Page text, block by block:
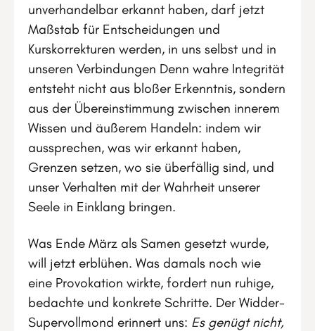
unverhandelbar erkannt haben, darf jetzt
Maßstab für Entscheidungen und
Kurskorrekturen werden, in uns selbst und in
unseren Verbindungen Denn wahre Integrität
entsteht nicht aus bloßer Erkenntnis, sondern
aus der Übereinstimmung zwischen innerem
Wissen und äußerem Handeln: indem wir
aussprechen, was wir erkannt haben,
Grenzen setzen, wo sie überfällig sind, und
unser Verhalten mit der Wahrheit unserer
Seele in Einklang bringen.
Was Ende März als Samen gesetzt wurde,
will jetzt erblühen. Was damals noch wie
eine Provokation wirkte, fordert nun ruhige,
bedachte und konkrete Schritte. Der Widder-
Supervollmond erinnert uns: Es genügt nicht,